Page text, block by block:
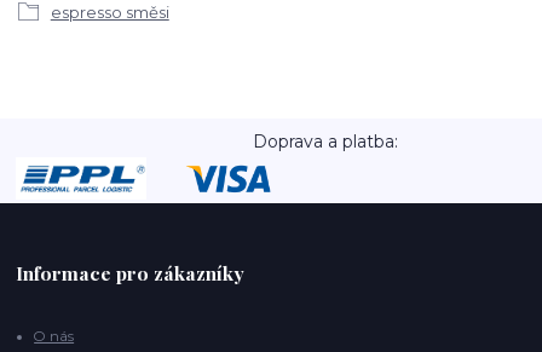
espresso směsi
Doprava a platba:
Informace pro zákazníky
O nás